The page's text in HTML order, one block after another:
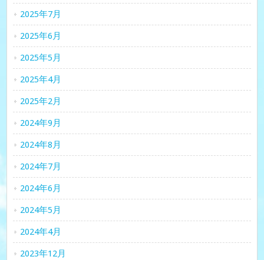
2025年7月
2025年6月
2025年5月
2025年4月
2025年2月
2024年9月
2024年8月
2024年7月
2024年6月
2024年5月
2024年4月
2023年12月